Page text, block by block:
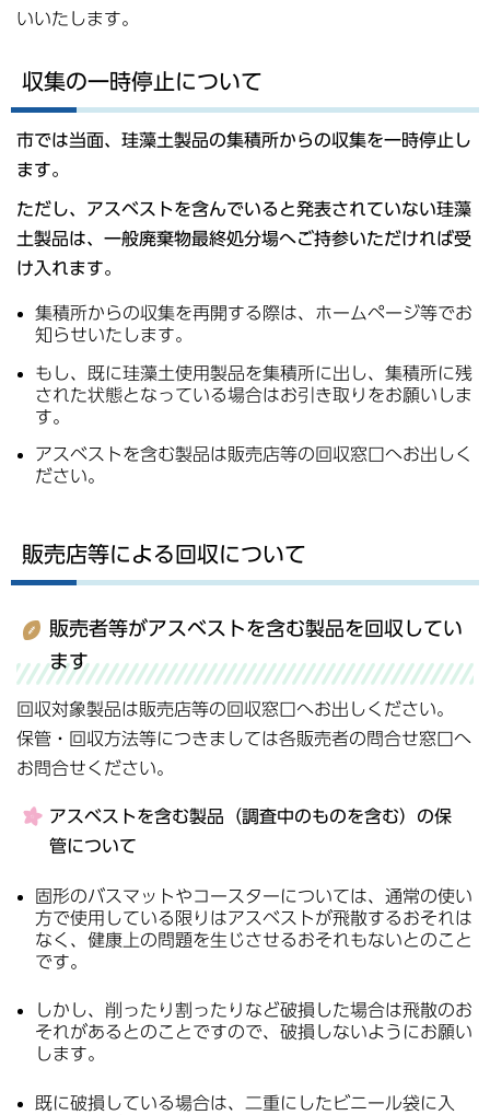
いいたします。
収集の一時停止について
市では当面、珪藻土製品の集積所からの収集を一時停止し
ます。
ただし、アスベストを含んでいると発表されていない珪藻
土製品は、一般廃棄物最終処分場へご持参いただければ受
け入れます。
集積所からの収集を再開する際は、ホームページ等でお
知らせいたします。
もし、既に珪藻土使用製品を集積所に出し、集積所に残
された状態となっている場合はお引き取りをお願いしま
す。
アスベストを含む製品は販売店等の回収窓口へお出しく
ださい。
販売店等による回収について
販売者等がアスベストを含む製品を回収してい
ます
回収対象製品は販売店等の回収窓口へお出しください。
保管・回収方法等につきましては各販売者の問合せ窓口へ
お問合せください。
アスベストを含む製品（調査中のものを含む）の保
管について
固形のバスマットやコースターについては、通常の使い
方で使用している限りはアスベストが飛散するおそれは
なく、健康上の問題を生じさせるおそれもないとのこと
です。
しかし、削ったり割ったりなど破損した場合は飛散のお
それがあるとのことですので、破損しないようにお願い
します。
既に破損している場合は、二重にしたビニール袋に入